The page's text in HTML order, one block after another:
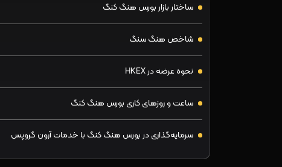
ساختار بازار بورس هنگ کنگ
شاخص هنگ سنگ
نحوه عرضه در HKEX
ساعت و روزهای کاری بورس هنگ کنگ
سرمایه‌گذاری در بورس هنگ کنگ با خدمات آرون گروپس